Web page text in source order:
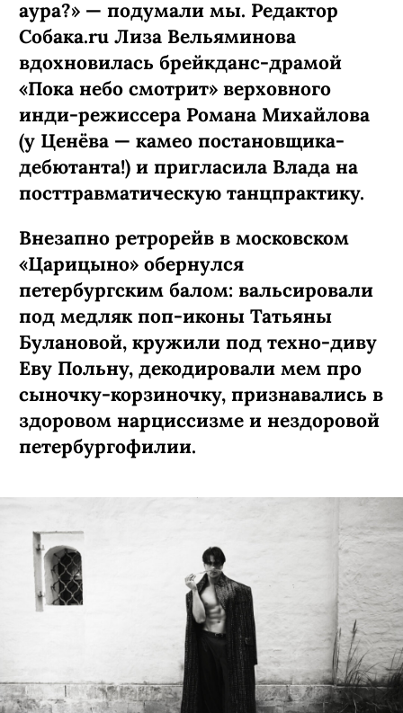
аура?» — подумали мы. Редактор
Собака.ru Лиза Вельяминова
вдохновилась брейкданс-­драмой
«Пока небо смотрит» верховного
инди-режиссера Романа Михайлова
(у Ценёва — камео постановщика-
дебютанта!) и пригласила Влада на
посттравматическую танцпрактику.
Внезапно ретрорейв в московском
«Царицыно» обернулся
петербургским балом: вальсировали
под медляк поп-иконы Татьяны
Булановой, кружили под техно-диву
Еву Польну, декодировали мем про
сыночку-­корзиночку, признавались в
здоровом нарциссизме и нездоровой
петербургофилии.